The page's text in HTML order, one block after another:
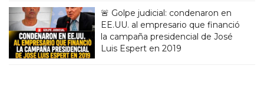
🚨 Golpe judicial: condenaron en
EE.UU. al empresario que financió
la campaña presidencial de José
Luis Espert en 2019